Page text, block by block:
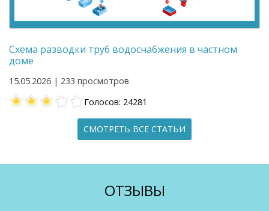
Схема разводки труб водоснабжения в частном
доме
15.05.2026 | 233 просмотров
Голосов: 24281
СМОТРЕТЬ ВСЕ СТАТЬИ
ОТЗЫВЫ